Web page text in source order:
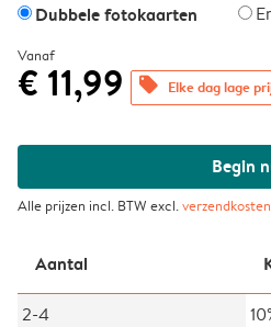
Dubbele fotokaarten
Vanaf
€ 11,99 offers Elke dag lage
Begin
Alle prijzen incl. BTW excl.verzendkosten
Aantal
2-4